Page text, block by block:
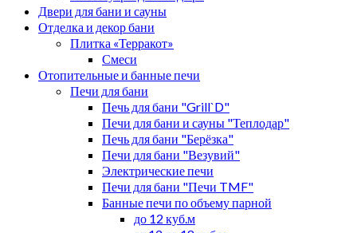
Двери для бани и сауны
Отделка и декор бани
Плитка «Терракот»
Смеси
Отопительные и банные печи
Печи для бани
Печь для бани "Grill`D"
Печи для бани и сауны "Теплодар"
Печь для бани "Берёзка"
Печи для бани "Везувий"
Электрические печи
Печи для бани "Печи TMF"
Банные печи по объему парной
до 12 куб.м